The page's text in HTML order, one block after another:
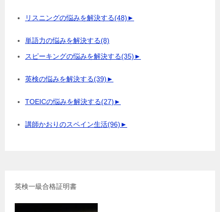
リスニングの悩みを解決する(48)►
単語力の悩みを解決する(8)
スピーキングの悩みを解決する(35)►
英検の悩みを解決する(39)►
TOEICの悩みを解決する(27)►
講師かおりのスペイン生活(96)►
英検一級合格証明書